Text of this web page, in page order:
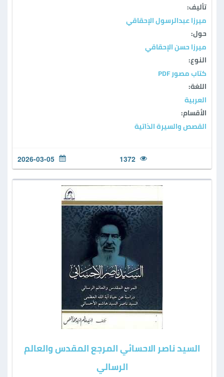
تأليف:
ميرزا عبدالرسول الإحقاقي
حول:
ميرزا حسن الإحقاقي
النوع:
كتاب مصور PDF
اللغة:
العربية
الأقسام:
القصص والسيرة الذاتية
1372
2026-03-05
السيد ناصر الاحسائي المرجع المقدس والعالم
الرسالي